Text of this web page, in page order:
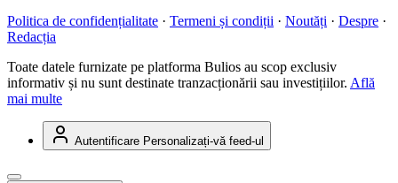
Politica de confidențialitate · Termeni și condiții · Noutăți · Despre ·
Redacția
Toate datele furnizate pe platforma Bulios au scop exclusiv
informativ și nu sunt destinate tranzacționării sau investițiilor. Află
mai multe
Autentificare Personalizați-vă feed-ul